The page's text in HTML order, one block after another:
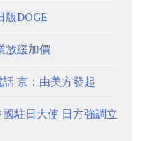
版DOGE
放緩加價
京：由美方發起
駐日大使 日方強調立